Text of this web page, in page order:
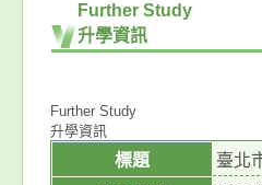
Further Study
升學資訊
Further Study
升學資訊
標題
臺北